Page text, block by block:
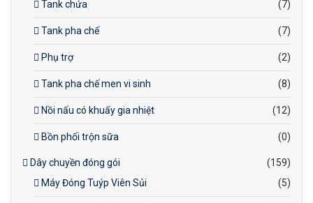
Tank chứa
(7)
Tank pha chế (7)
Phụ trợ (2)
Tank pha chế men vi sinh (8)
Nồi nấu có khuấy gia nhiệt (12)
Bồn phối trộn sữa (0)
Dây chuyền đóng gói
(159)
Máy Đóng Tuýp Viên Sủi
(5)